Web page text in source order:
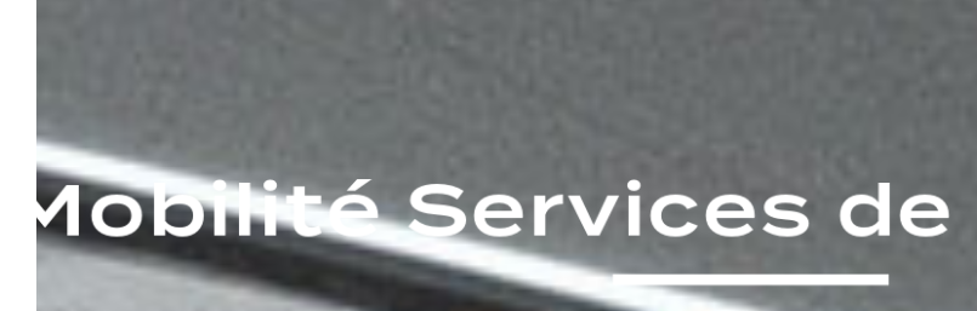
Mobilité Services de